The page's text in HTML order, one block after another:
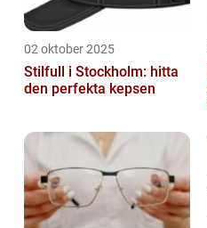
02 oktober 2025
Stilfull i Stockholm: hitta
den perfekta kepsen